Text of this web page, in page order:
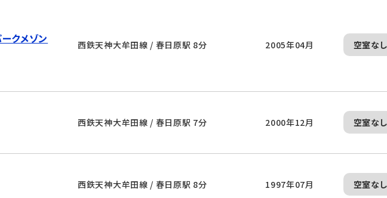
クメゾン 西鉄天神大牟田線 / 春日原駅 8分 2005年04月 空室なし
西鉄天神大牟田線 / 春日原駅 7分 2000年12月 空室なし
西鉄天神大牟田線 / 春日原駅 8分 1997年07月 空室なし